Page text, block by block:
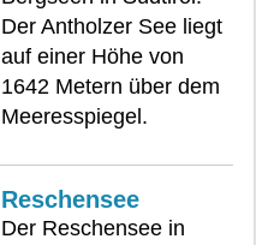
Der Antholzer See liegt
auf einer Höhe von
1642 Metern über dem
Meeresspiegel.
Reschensee
Der Reschensee in